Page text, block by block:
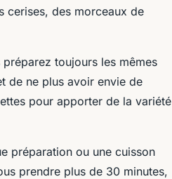
cerises, des morceaux de
toujours les mêmes
de ne plus avoir envie de
pour apporter de la variété
préparation ou une cuisson
prendre plus de 30 minutes,